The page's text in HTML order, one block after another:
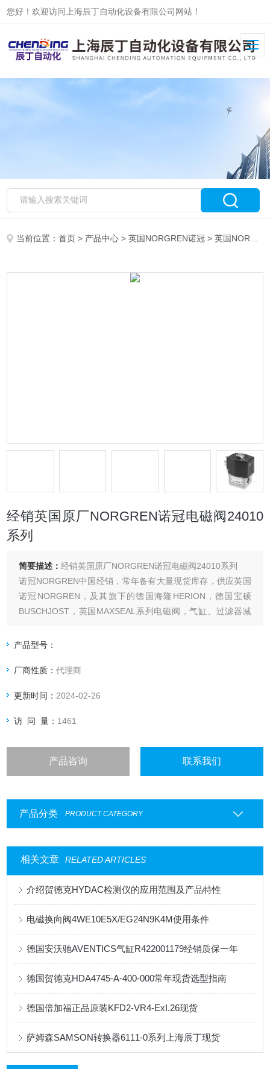
您好！欢迎访问上海辰丁自动化设备有限公司网站！
当前位置：首页 > 产品中心 >英国NORGREN诺冠 >英国NORGREN诺冠电磁阀现货
经销英国原厂NORGREN诺冠电磁阀24010
系列
简要描述：经销英国原厂NORGREN诺冠电磁阀24010系列
诺冠NORGREN中国经销，常年备有大量现货库存，供应英国
诺冠NORGREN，及其旗下的德国海隆HERION，德国宝硕
BUSCHJOST，英国MAXSEAL系列电磁阀，气缸、过滤器减
流体阀，除尘阀等全系列诺冠NORGREN产品。
产品型号：
厂商性质：代理商
更新时间： 2024-02-26
访 问 量： 1461
产品咨询 联系我们
产品分类 PRODUCT CATEGORY
相关文章 RELATED ARTICLES
介绍贺德克HYDAC检测仪的应用范围及产品特性
电磁换向阀4WE10E5X/EG24N9K4M使用条件
德国安沃驰AVENTICS气缸R422001179经销质保一年
德国贺德克HDA4745-A-400-000常年现货选型指南
德国倍加福正品原装KFD2-VR4-ExI.26现货
萨姆森SAMSON转换器6111-0系列上海辰丁现货